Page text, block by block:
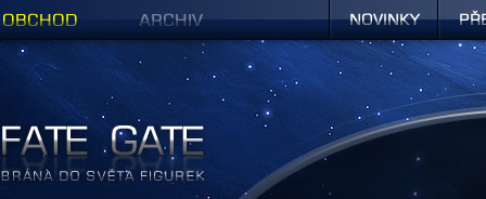
Figurky a sošky | Fate Gate